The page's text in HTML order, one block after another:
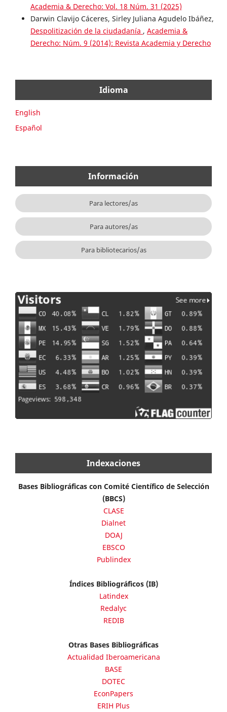
Academia & Derecho: Vol. 18 Núm. 31 (2025)
Darwin Clavijo Cáceres, Sirley Juliana Agudelo Ibáñez,
Despolitización de la ciudadanía , Academia &
Derecho: Núm. 9 (2014): Revista Academia y Derecho
Idioma
English
Español
Información
Para lectores/as
Para autores/as
Para bibliotecarios/as
Indexaciones
Bases Bibliográficas con Comité Científico de Selección
(BBCS)
CLASE
Dialnet
DOAJ
EBSCO
Publindex
Índices Bibliográficos (IB)
Latindex
Redalyc
REDIB
Otras Bases Bibliográficas
Actualidad Iberoamericana
BASE
DOTEC
EconPapers
ERIH Plus